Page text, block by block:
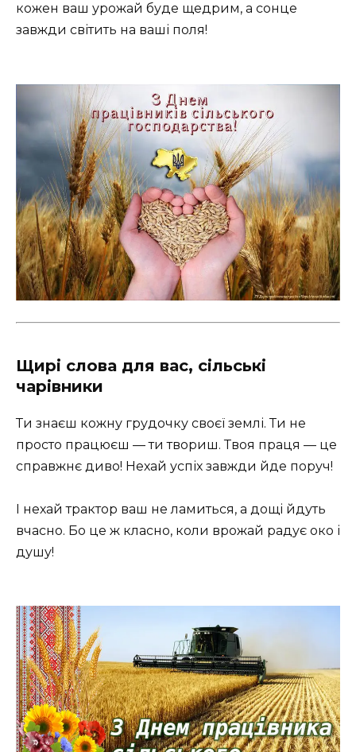
кожен ваш урожай буде щедрим, а сонце
завжди світить на ваші поля!
Щирі слова для вас, сільські
чарівники
Ти знаєш кожну грудочку своєї землі. Ти не
просто працюєш — ти твориш. Твоя праця — це
справжнє диво! Нехай успіх завжди йде поруч!
І нехай трактор ваш не ламиться, а дощі йдуть
вчасно. Бо це ж класно, коли врожай радує око і
душу!